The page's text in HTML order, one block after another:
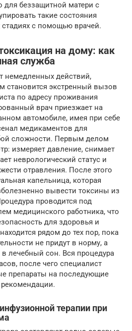
беззащитной матери с
такие состояния
с помощью врачей.
на дому: как
служба
немедленных действий,
экстренный вызов
по адресу проживания
врач приезжает на
автомобиле, имея при себе
медикаментов для
сложности. Первым делом
измеряет давление, снимает
неврологический статус и
отравления. После этого
капельница, которая
вывести токсины из
проводится под
медицинского работника, что
для здоровья и
рядом до тех пор, пока
не придут в норму, а
в лечебный сон. Вся процедура
после чего специалист
препараты на последующие
терапии при